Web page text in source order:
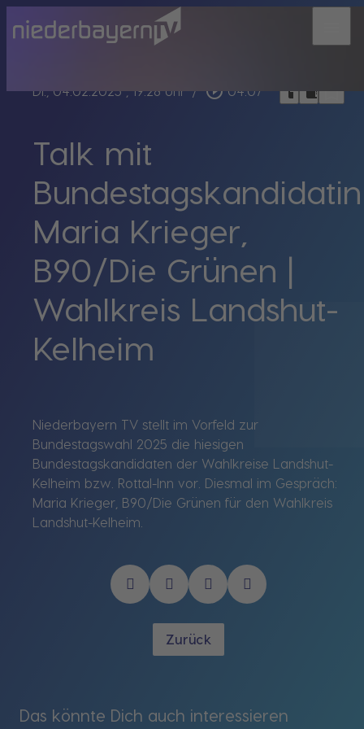
Di., 04.02.2025, 19:28 Uhr / play_circle_outline 04:07 headphoneschrome_reader_modebookmark_border
Talk mit
Bundestagskandidatin
Maria Krieger,
B90/Die Grünen |
Wahlkreis Landshut-
Kelheim
Niederbayern TV stellt im Vorfeld zur
Bundestagswahl 2025 die hiesigen
Bundestagskandidaten der Wahlkreise Landshut-
Kelheim bzw. Rottal-Inn vor. Diesmal im Gespräch:
Maria Krieger, B90/Die Grünen für den Wahlkreis
Landshut-Kelheim.
Zurück
Das könnte Dich auch interessieren